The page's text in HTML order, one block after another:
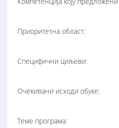
Приоритетна област:
Специфични циљеви:
Очекивани исходи обуке:
Теме програма: